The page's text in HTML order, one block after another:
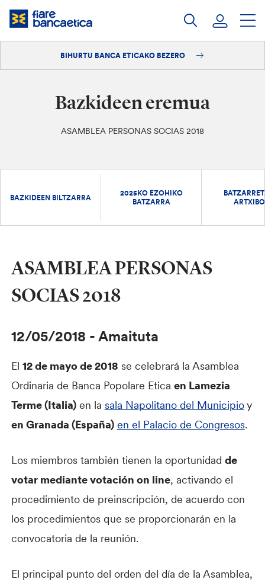
Pasatu
edukia
BIHURTU BANCA ETICAKO BEZERO
Bazkideen eremua
ASAMBLEA PERSONAS SOCIAS 2018
BAZKIDEEN BILTZARRA
2025KO EZOHIKO
BATZARRA
ASAMBLEA PERSONAS
SOCIAS 2018
12/05/2018 -Amaituta
El 12 de mayo de 2018 se celebrará la Asamblea
Ordinaria de Banca Popolare Etica en Lamezia
Terme (Italia)en la sala Napolitano del Municipioy
en Granada (España) en el Palacio de Congresos.
Los miembros también tienen la oportunidad de
votar mediante votación on line, activando el
procedimiento de preinscripción, de acuerdo con
los procedimientos que se proporcionarán en la
convocatoria de la reunión.
El principal punto del orden del día de la Asamblea,